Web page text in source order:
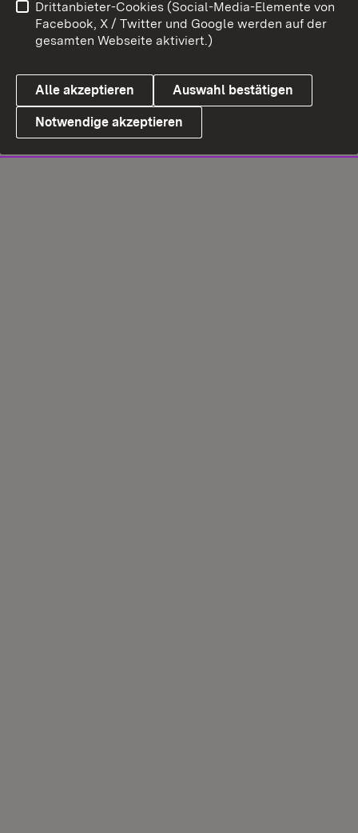
Drittanbieter-Cookies (Social-Media-Elemente von
Facebook, X / Twitter und Google werden auf der
gesamten Webseite aktiviert.)
Alle akzeptieren Auswahl bestätigen
Notwendige akzeptieren